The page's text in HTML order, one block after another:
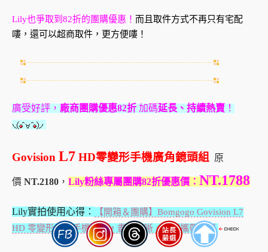
Lily也爭取到82折的團購優惠！ 而且取件方式不再只有宅配
嘍，還可以超商取件，更方便嘍！
廣受好評， 廠商團購優惠82折 加碼延長、持續熱賣 ！
Govision L7 HD零變形手機廣角鏡頭組 原
價 NT.2180 ， Lily粉絲專屬團購82折優惠價： NT.1788
Lily實拍使用心得：
【開箱＆團購】Bomgogo Govision L7
HD 零變形廣角手機鏡頭，畫質清晰、輕巧攜帶方便